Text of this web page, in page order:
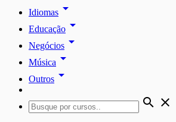
Idiomas arrow_drop_down
Educação arrow_drop_down
Negócios arrow_drop_down
Música arrow_drop_down
Outros arrow_drop_down
search close